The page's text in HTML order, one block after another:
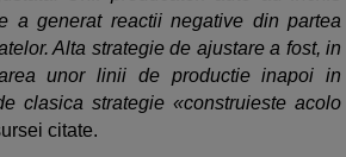
a generat reactii negative din partea
Alta strategie de ajustare a fost, in
unor linii de productie inapoi in
clasica strategie «construieste acolo
citate.